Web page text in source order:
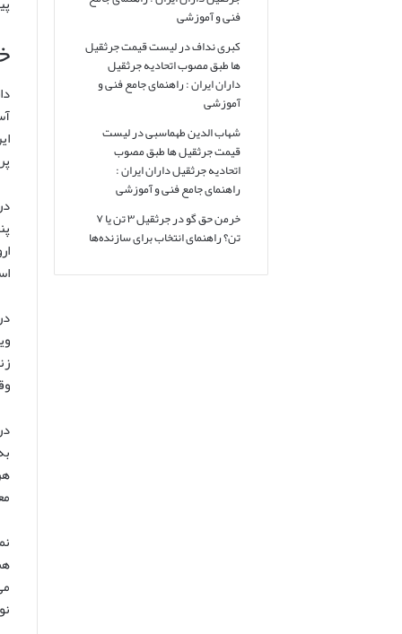
فنی و آموزشی
کبری ندافدرلیست قیمت جرثقیل
ها طبق مصوب اتحادیه جرثقیل
داران ایران : راهنمای جامع فنی و
آموزشی
شهاب الدین طهماسبیدرلیست
قیمت جرثقیل ها طبق مصوب
اتحادیه جرثقیل داران ایران :
راهنمای جامع فنی و آموزشی
خرمن حق گودر
جرثقیل ۳ تن یا ۷
تن؟ راهنمای انتخاب برای سازنده‌ها